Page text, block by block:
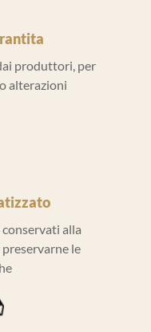
produttori, per
alterazioni
alla
le